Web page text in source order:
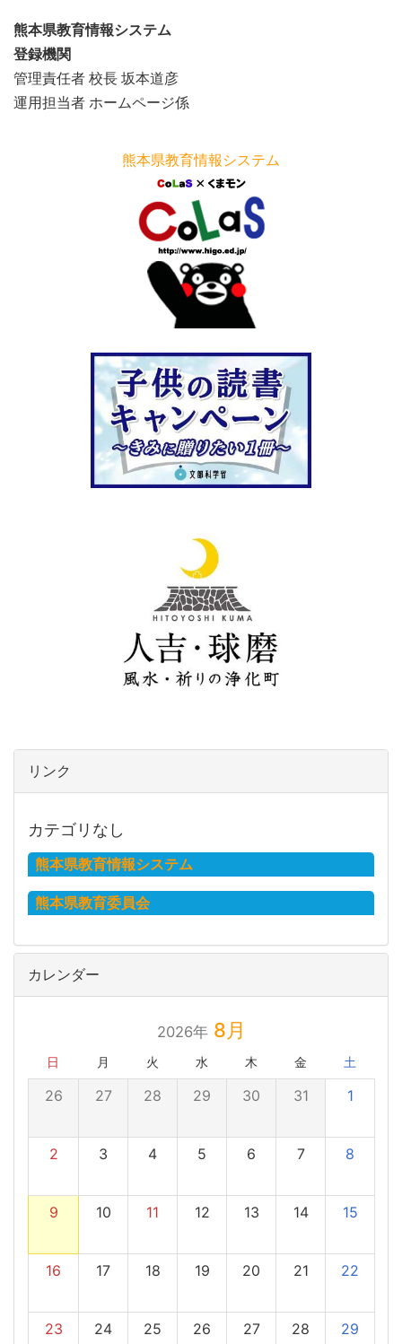
熊本県教育情報システム
登録機関
管理責任者 校長 坂本道彦
運用担当者 ホームページ係
熊本県教育情報システム
リンク
カテゴリなし
熊本県教育情報システム
熊本県教育委員会
カレンダー
2026年8月
日 月 火 水 木 金 土
26 27 28 29 30 31 1
2 3 4 5 6 7 8
9 10 11 12 13 14 15
16 17 18 19 20 21 22
23 24 25 26 27 28 29